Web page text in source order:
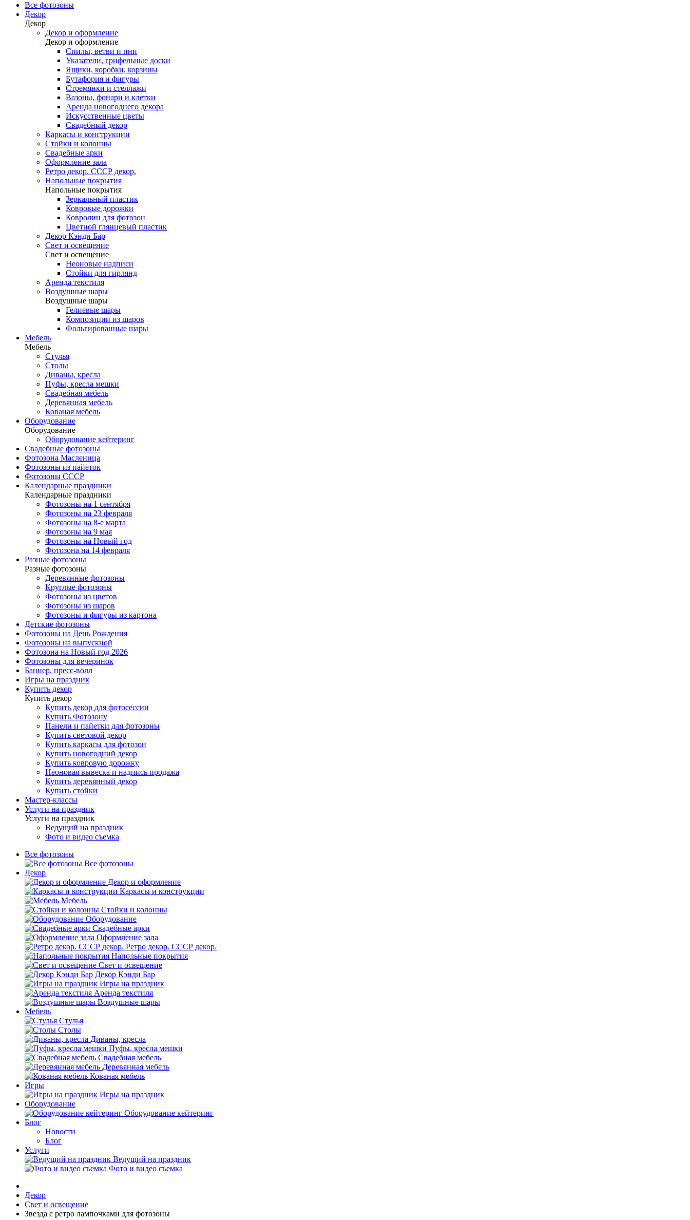
Все фотозоны
Декор
Декор
Декор и оформление
Декор и оформление
Спилы, ветви и пни
Указатели, грифельные доски
Ящики, коробки, корзины
Бутафория и фигуры
Стремянки и стеллажи
Вазоны, фонари и клетки
Аренда новогоднего декора
Искусственные цветы
Свадебный декор
Каркасы и конструкции
Стойки и колонны
Свадебные арки
Оформление зала
Ретро декор. СССР декор.
Напольные покрытия
Напольные покрытия
Зеркальный пластик
Ковровые дорожки
Ковролин для фотозон
Цветной глянцевый пластик
Декор Кэнди Бар
Свет и освещение
Свет и освещение
Неоновые надписи
Стойки для гирлянд
Аренда текстиля
Воздушные шары
Воздушные шары
Гелиевые шары
Композиции из шаров
Фольгированные шары
Мебель
Мебель
Стулья
Столы
Диваны, кресла
Пуфы, кресла мешки
Свадебная мебель
Деревянная мебель
Кованая мебель
Оборудование
Оборудование
Оборудование кейтеринг
Свадебные фотозоны
Фотозона Масленица
Фотозоны из пайеток
Фотозоны СССР
Календарные праздники
Календарные праздники
Фотозоны на 1 сентября
Фотозоны на 23 февраля
Фотозоны на 8-е марта
Фотозоны на 9 мая
Фотозоны на Новый год
Фотозона на 14 февраля
Разные фотозоны
Разные фотозоны
Деревянные фотозоны
Круглые фотозоны
Фотозоны из цветов
Фотозоны из шаров
Фотозоны и фигуры из картона
Детские фотозоны
Фотозоны на День Рождения
Фотозоны на выпускной
Фотозона на Новый год 2026
Фотозоны для вечеринок
Баннер, пресс-волл
Игры на праздник
Купить декор
Купить декор
Купить декор для фотосессии
Купить Фотозону
Панели и пайетки для фотозоны
Купить световой декор
Купить каркасы для фотозон
Купить новогодний декор
Купить ковровую дорожку
Неоновая вывеска и надпись продажа
Купить деревянный декор
Купить стойки
Мастер-классы
Услуги на праздник
Услуги на праздник
Ведущий на праздник
Фото и видео съемка
Все фотозоны
Все фотозоны
Декор
Декор и оформление
Каркасы и конструкции
Мебель
Стойки и колонны
Оборудование
Свадебные арки
Оформление зала
Ретро декор. СССР декор.
Напольные покрытия
Свет и освещение
Декор Кэнди Бар
Игры на праздник
Аренда текстиля
Воздушные шары
Мебель
Стулья
Столы
Диваны, кресла
Пуфы, кресла мешки
Свадебная мебель
Деревянная мебель
Кованая мебель
Игры
Игры на праздник
Оборудование
Оборудование кейтеринг
Блог
Новости
Блог
Услуги
Ведущий на праздник
Фото и видео съемка
Декор
Свет и освещение
Звезда с ретро лампочками для фотозоны